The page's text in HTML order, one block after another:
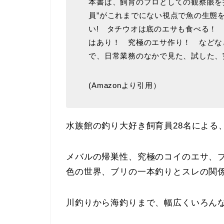
本書は、飼育のプロとしての観察眼
員”がこれまでにない視点で魚の生態
い! タチウオは底のエサも食べる！
はあり！ 究極のエサ作り！ などな
で、日常業務のなかで見た、試した
(Amazonより引用）
水族館の釣り大好き飼育員28名による
メバルの帰巣性、究極のコイのエサ、
色の世界、ブリの一本釣りとスレの関
川釣りから海釣りまで、幅広くいろん